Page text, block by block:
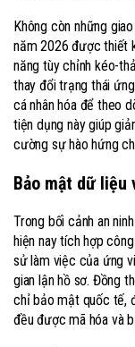
Không còn những
năm 2026 được thiết
năng tùy chỉnh kéo-
thay đổi trạng thái
cá nhân hóa để theo
tiện dụng này giúp
cường sự hào hứng
Bảo mật dữ
Trong bối cảnh an
hiện nay tích hợp
sử làm việc của ứng
gian lận hồ sơ. Đồng
chỉ bảo mật quốc tế,
đều được mã hóa và